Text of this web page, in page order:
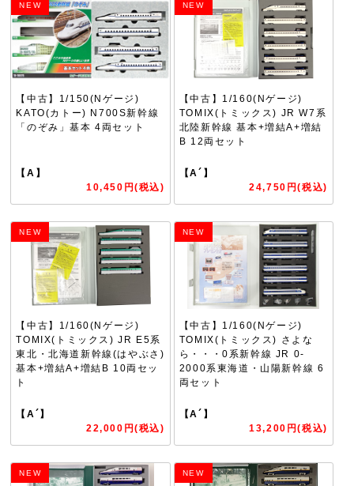
NEW
【中古】1/150(Nゲージ)
KATO(カトー) N700S新幹線
「のぞみ」基本 4両セット
【A】
10,450円(税込)
NEW
【中古】1/160(Nゲージ)
TOMIX(トミックス) JR W7系
北陸新幹線 基本+増結A+増結
B 12両セット
【A´】
24,750円(税込)
NEW
【中古】1/160(Nゲージ)
TOMIX(トミックス) JR E5系
東北・北海道新幹線(はやぶさ)
基本+増結A+増結B 10両セッ
ト
【A´】
22,000円(税込)
NEW
【中古】1/160(Nゲージ)
TOMIX(トミックス) さよな
ら・・・0系新幹線 JR 0-
2000系東海道・山陽新幹線 6
両セット
【A´】
13,200円(税込)
NEW NEW